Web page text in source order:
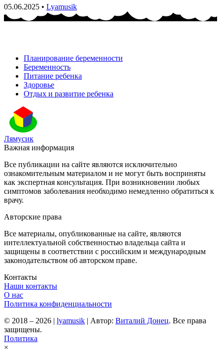
05.06.2025 • Lyamusik
Планирование беременности
Беременность
Питание ребенка
Здоровье
Отдых и развитие ребенка
Лямусик
Важная информация
Все публикации на сайте являются исключительно
ознакомительным материалом и не могут быть восприняты
как экспертная консультация. При возникновении любых
симптомов заболевания необходимо немедленно обратиться к
врачу.
Авторские права
Все материалы, опубликованные на сайте, являются
интеллектуальной собственностью владельца сайта и
защищены в соответствии с российским и международным
законодательством об авторском праве.
Контакты
Наши контакты
О нас
Политика конфиденциальности
© 2018 – 2026 | lyamusik | Автор: Виталий Донец. Все права
защищены.
Политика
×